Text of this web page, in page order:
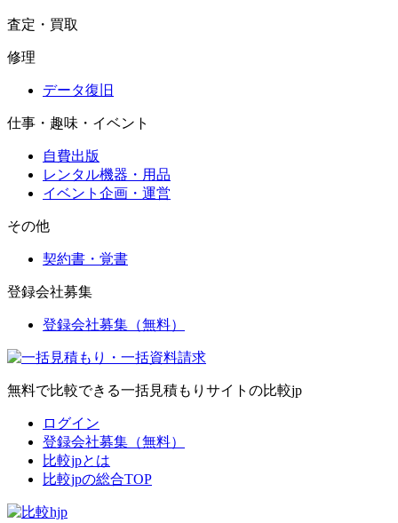
査定・買取
修理
データ復旧
仕事・趣味・イベント
自費出版
レンタル機器・用品
イベント企画・運営
その他
契約書・覚書
登録会社募集
登録会社募集（無料）
無料で比較できる一括見積もりサイトの比較jp
ログイン
登録会社募集（無料）
比較jpとは
比較jpの総合TOP